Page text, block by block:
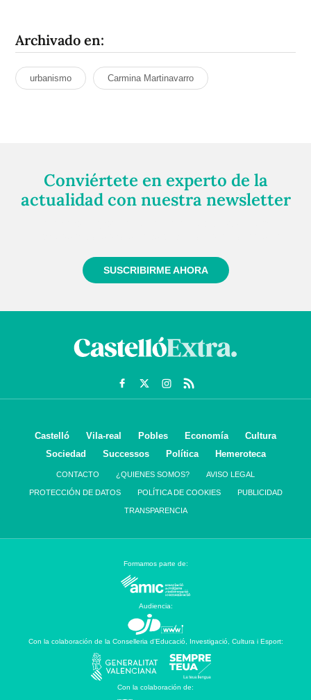
Archivado en:
urbanismo Carmina Martinavarro
Conviértete en experto de la
actualidad con nuestra newsletter
SUSCRIBIRME AHORA
Castelló Vila-real Pobles Economía
Cultura
Sociedad
Successos Política Hemeroteca
CONTACTO ¿QUIENES SOMOS? AVISO LEGAL
PROTECCIÓN DE DATOS POLÍTICA DE COOKIES PUBLICIDAD
TRANSPARENCIA
Formamos parte de:
Audiencia:
Con la colaboración de la Conselleria d’Educació, Investigació, Cultura i Esport:
Con la colaboración de: